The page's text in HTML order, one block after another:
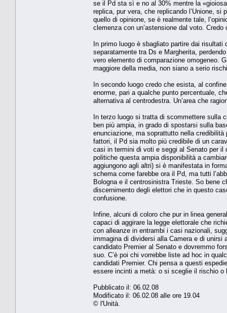
se il Pd sta sì e no al 30% mentre la
replica, pur vera, che replicando l’Unione,
quello di opinione, se è realmente tale,
clemenza con un’astensione dal voto.
In primo luogo è sbagliato partire dai
separatamente tra Ds e Margherita,
vero elemento di comparazione omogeneo.
maggiore della media, non siano a serio
In secondo luogo credo che esista, al
enorme, pari a qualche punto percentuale,
alternativa al centrodestra. Un’area che
In terzo luogo si tratta di scommettere sulla
ben più ampia, in grado di spostarsi sulla
enunciazione, ma soprattutto nella
fattori, il Pd sia molto più credibile di un
casi in termini di voti e seggi al Senato per
politiche questa ampia disponibilità a
aggiungono agli altri) si è manifestata in
schema come farebbe ora il Pd, ma tutti
Bologna e il centrosinistra Trieste. So bene
discernimento degli elettori che in questo
confusione.
Infine, alcuni di coloro che pur in linea
capaci di aggirare la legge elettorale che
con alleanze in entrambi i casi nazionali,
immagina di dividersi alla Camera e di unirsi
candidato Premier al Senato e dovremmo
suo. C’è poi chi vorrebbe liste ad hoc in
candidati Premier. Chi pensa a questi
essere incinti a metà: o si sceglie il rischio o
Pubblicato il: 06.02.08
Modificato il: 06.02.08 alle ore 19.04
© l'Unità.